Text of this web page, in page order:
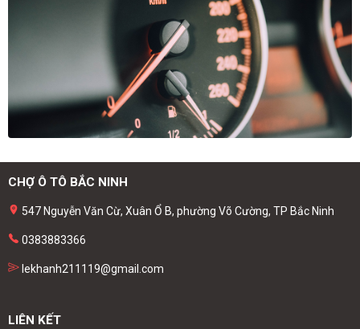
CHỢ Ô TÔ BẮC NINH
547 Nguyễn Văn Cừ, Xuân Ổ B, phường Võ Cường, TP Bắc Ninh
0383883366
lekhanh211119@gmail.com
LIÊN KẾT